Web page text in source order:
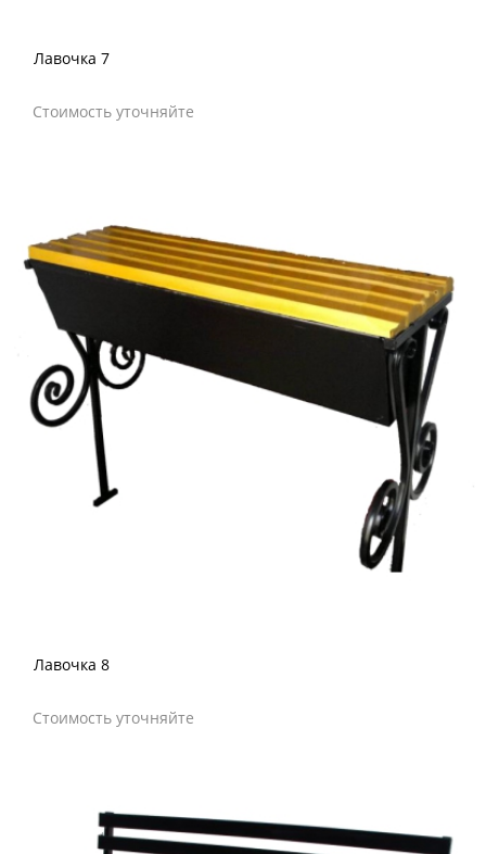
Лавочка 7
Стоимость уточняйте
Лавочка 8
Стоимость уточняйте